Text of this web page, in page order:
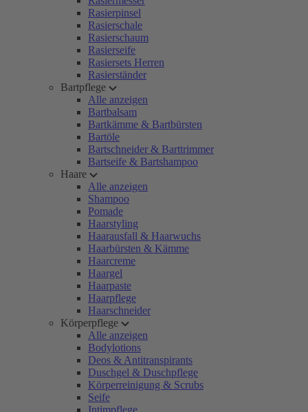
Rasierpinsel
Rasierschale
Rasierschaum
Rasierseife
Rasiersets Herren
Rasierständer
Bartpflege
Alle anzeigen
Bartbalsam
Bartkämme & Bartbürsten
Bartöle
Bartschneider & Barttrimmer
Bartseife & Bartshampoo
Haare
Alle anzeigen
Shampoo
Pomade
Haarstyling
Haarausfall & Haarwuchs
Haarbürsten & Kämme
Haarcreme
Haargel
Haarpaste
Haarpflege
Haarschneider
Körperpflege
Alle anzeigen
Bodylotions
Deos & Antitranspirants
Duschgel & Duschpflege
Körperreinigung & Scrubs
Seife
Intimpflege